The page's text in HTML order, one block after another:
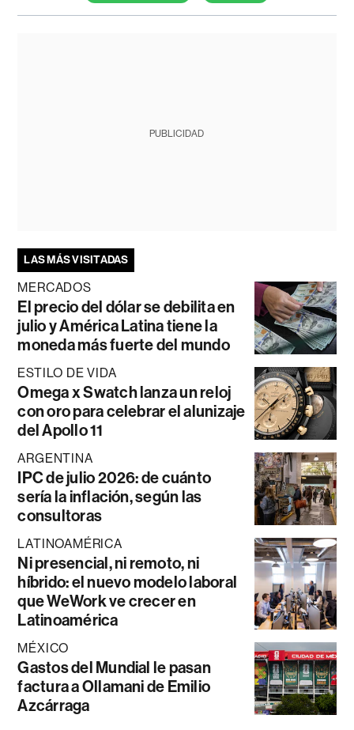
PUBLICIDAD
LAS MÁS VISITADAS
MERCADOS
El precio del dólar se debilita en
julio y América Latina tiene la
moneda más fuerte del mundo
ESTILO DE VIDA
Omega x Swatch lanza un reloj
con oro para celebrar el alunizaje
del Apollo 11
ARGENTINA
IPC de julio 2026: de cuánto
sería la inflación, según las
consultoras
LATINOAMÉRICA
Ni presencial, ni remoto, ni
híbrido: el nuevo modelo laboral
que WeWork ve crecer en
Latinoamérica
MÉXICO
Gastos del Mundial le pasan
factura a Ollamani de Emilio
Azcárraga